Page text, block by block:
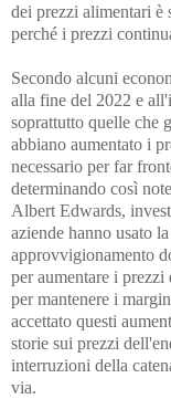
dei prezzi alimentari è
perché i prezzi
Secondo alcuni
alla fine del 2022 e
soprattutto quelle che
abbiano aumentato i
necessario per far
determinando così
Albert Edwards,
aziende hanno usato
approvvigionamento
per aumentare i
per mantenere i
accettato questi
storie sui prezzi
interruzioni della
via.